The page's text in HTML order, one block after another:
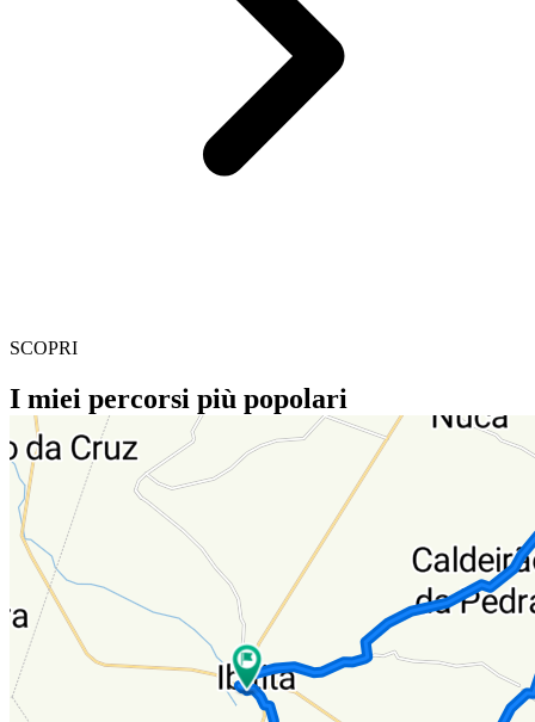
SCOPRI
I miei percorsi più popolari